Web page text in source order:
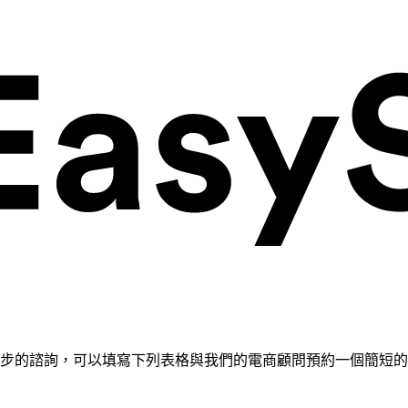
的諮詢，可以填寫下列表格與我們的電商顧問預約一個簡短